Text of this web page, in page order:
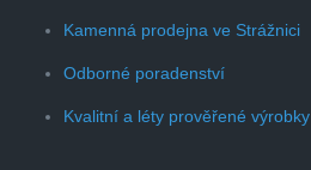
Kamenná prodejna ve Strážnici
Odborné poradenství
Kvalitní a léty prověřené výrobky